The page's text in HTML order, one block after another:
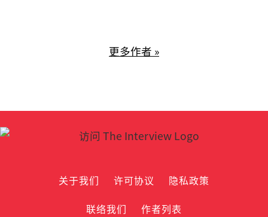
更多作者 »
关于我们 许可协议
隐私政策
联络我们
作者列表